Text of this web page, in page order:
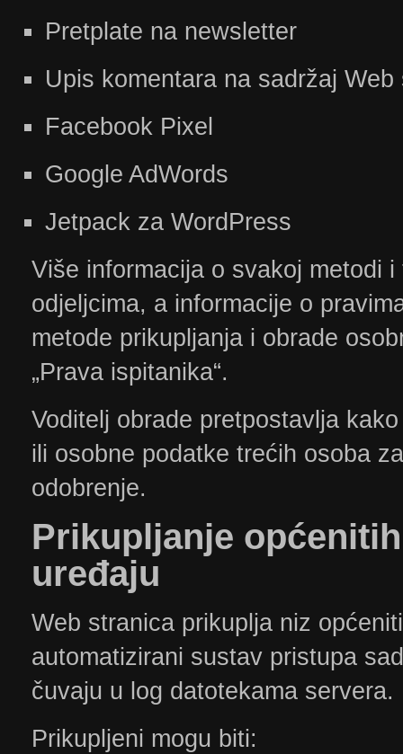
Pretplate na newsletter
Upis komentara na sadržaj Web
Facebook Pixel
Google AdWords
Jetpack za WordPress
Više informacija o svakoj metodi
odjeljcima, a informacije o
metode prikupljanja i obrade
„Prava ispitanika“.
Voditelj obrade pretpostavlja
ili osobne podatke trećih osoba
odobrenje.
​Prikupljanje
uređaju
Web stranica prikuplja niz
automatizirani sustav pristupa
čuvaju u log datotekama servera.
Prikupljeni mogu biti: